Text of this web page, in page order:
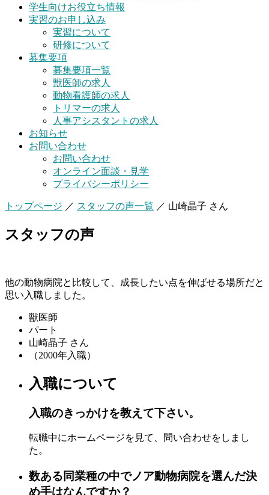
学生向けお役立ち情報
実習のお申し込み
実習について
研修について
募集要項
募集要項一覧
獣医師の求人
動物看護師の求人
トリマーの求人
人事アシスタントの求人
お知らせ
お問い合わせ
お問い合わせ
オンライン面談・見学
プライバシーポリシー
トップページ ／ スタッフの声一覧 ／ 山崎晶子 さん
スタッフの声
他の動物病院と比較して、成長したい点を伸ばせる場所だと
思い入職しました。
獣医師
パート
山崎晶子 さん
（2000年入職）
入職について
入職のきっかけを教えて下さい。
転職中にホームページを見て、問い合わせをしまし
た。
数ある同業種の中でノア動物病院を選んだ決
め手はなんですか？